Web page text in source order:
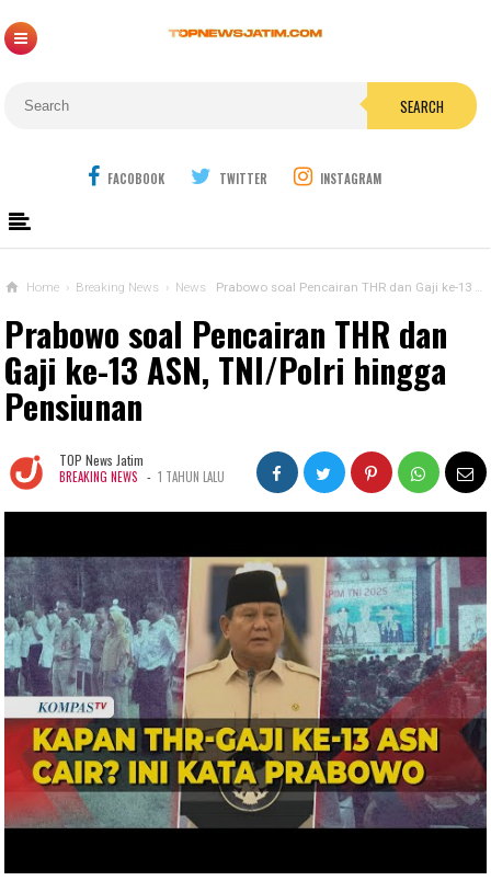
SEARCH
FACOBOOK TWITTER INSTAGRAM
Home › Breaking News › News Prabowo soal Pencairan THR dan Gaji ke-13 ASN, TNI/Polri hingga Pensiunan
Prabowo soal Pencairan THR dan
Gaji ke-13 ASN, TNI/Polri hingga
Pensiunan
TOP News Jatim
BREAKING NEWS - 1 TAHUN LALU